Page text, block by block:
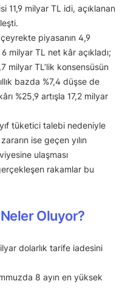
11,9 milyar TL idi, açıklanan
piyasanın 4,9
milyar TL net kâr açıkladı;
milyar TL’lik konsensüsün
bazda %7,4 düşse de
%25,9 artışla 17,2 milyar
tüketici talebi nedeniyle
ise geçen yılın
ulaşması
rakamlar bu
Oluyor?
dolarlık tarife iadesini
8 ayın en yüksek